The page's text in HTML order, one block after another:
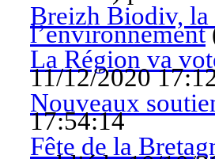
Breizh Biodiv, la
l’environnement
La Région va
11/12/2020
Nouveaux
17:54:14
Fête de la